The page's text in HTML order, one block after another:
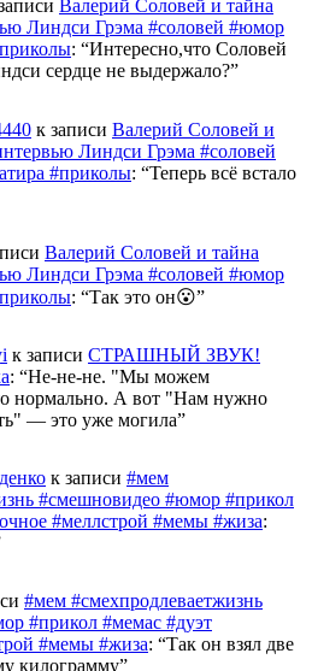
Валерий Соловей и тайна
Линдси Грэма #соловей #юмор
: “Интересно,что Соловей
сердце не выдержало?”
к записи Валерий Соловей и
Линдси Грэма #соловей
#приколы: “Теперь всё встало
Валерий Соловей и тайна
Линдси Грэма #соловей #юмор
: “Так это он😮”
к записи СТРАШНЫЙ ЗВУК!
: “Не-не-не. "Мы можем
нормально. А вот "Нам нужно
— это уже могила”
к записи #мем
#смешновидео #юмор #прикол
#меллстрой #мемы #жиза:
#мем #смехпродлеваетжизнь
#прикол #мемас #дуэт
#мемы #жиза: “Так он взял две
килограмму”